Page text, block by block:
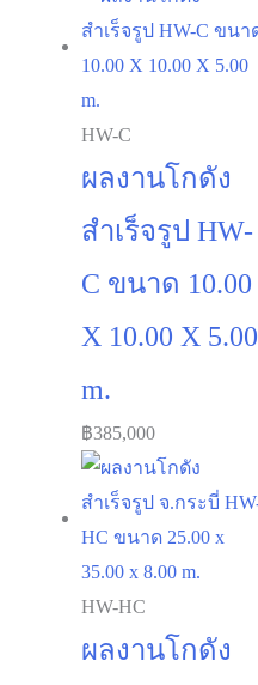
HW-C
ผลงานโกดัง
สำเร็จรูป HW-
C ขนาด 10.00
X 10.00 X 5.00
m.
฿385,000
HW-HC
ผลงานโกดัง